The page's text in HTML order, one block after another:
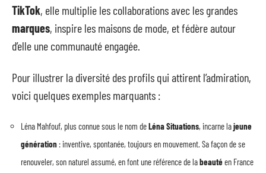
TikTok, elle multiplie les collaborations avec les grandes
marques, inspire les maisons de mode, et fédère autour
d’elle une communauté engagée.
Pour illustrer la diversité des profils qui attirent l’admiration,
voici quelques exemples marquants :
Léna Mahfouf, plus connue sous le nom deLéna Situations, incarne lajeune
génération : inventive, spontanée, toujours en mouvement. Sa façon de se
renouveler, son naturel assumé, en font une référence de labeautéen France